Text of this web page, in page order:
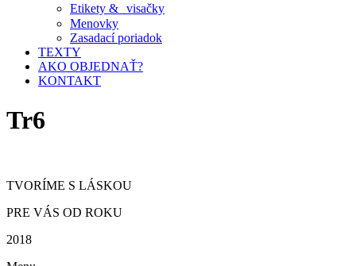
Etikety & visačky
Menovky
Zasadací poriadok
TEXTY
AKO OBJEDNAŤ?
KONTAKT
Tr6
TVORÍME S LÁSKOU
PRE VÁS OD ROKU
2018